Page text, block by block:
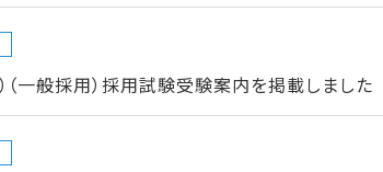
（一般採用）採用試験受験案内を掲載しました